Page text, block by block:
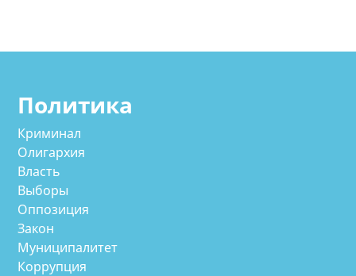
Политика
Криминал
Олигархия
Власть
Выборы
Оппозиция
Закон
Муниципалитет
Коррупция